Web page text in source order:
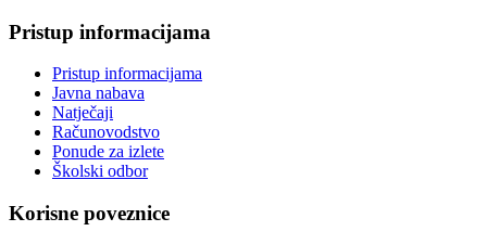
Pristup informacijama
Pristup informacijama
Javna nabava
Natječaji
Računovodstvo
Ponude za izlete
Školski odbor
Korisne poveznice